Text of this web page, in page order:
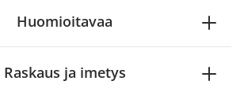
Huomioitavaa
Raskaus ja imetys